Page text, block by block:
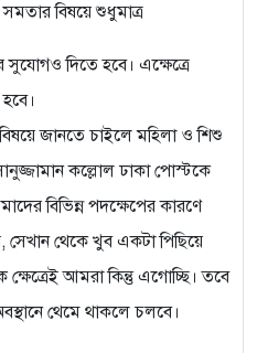
সমতার বিষয়ে শুধুমাত্র
দিতে হবে। এক্ষেত্রে
জানতে চাইলে মহিলা ও শিশু
কল্লোল ঢাকা পোস্টকে
বিভিন্ন পদক্ষেপের কারণে
সেখান থেকে খুব একটা পিছিয়ে
ক্ষেত্রেই আমরা কিন্তু এগোচ্ছি। তবে
থেমে থাকলে চলবে।